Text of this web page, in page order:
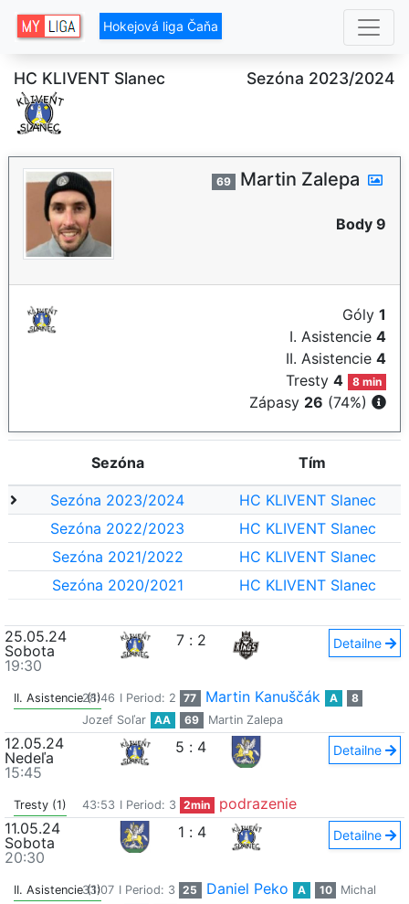
Hokejová liga Čaňa
HC KLIVENT Slanec Sezóna 2023/2024
69 Martin Zalepa
Body 9
Góly 1
I. Asistencie 4
II. Asistencie 4
Tresty4 8 min
Zápasy 26 (74%)
Sezóna Tím
Sezóna 2023/2024
HC KLIVENT Slanec
Sezóna 2022/2023
HC KLIVENT Slanec
Sezóna 2021/2022
HC KLIVENT Slanec
Sezóna 2020/2021
HC KLIVENT Slanec
25.05.24
Sobota
19:30
7 : 2 Detailne
II. Asistencie (1)
28:46 I Period: 2 77 Martin Kanuščák A
8
Jozef Soľar
AA 69 Martin Zalepa
12.05.24
Nedeľa
15:45
5 : 4 Detailne
Tresty (1) 43:53 I Period: 3 2min
podrazenie
11.05.24
Sobota
20:30
1 : 4 Detailne
II. Asistencie (1)
33:07 I Period: 3 25 Daniel Peko A 10
Michal